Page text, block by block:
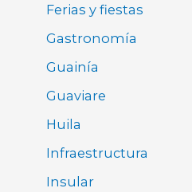
Ferias y fiestas
Gastronomía
Guainía
Guaviare
Huila
Infraestructura
Insular